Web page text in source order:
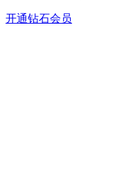
开通钻石会员